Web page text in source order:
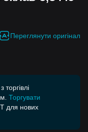
Переглянути оригінал
Торгувати
для нових